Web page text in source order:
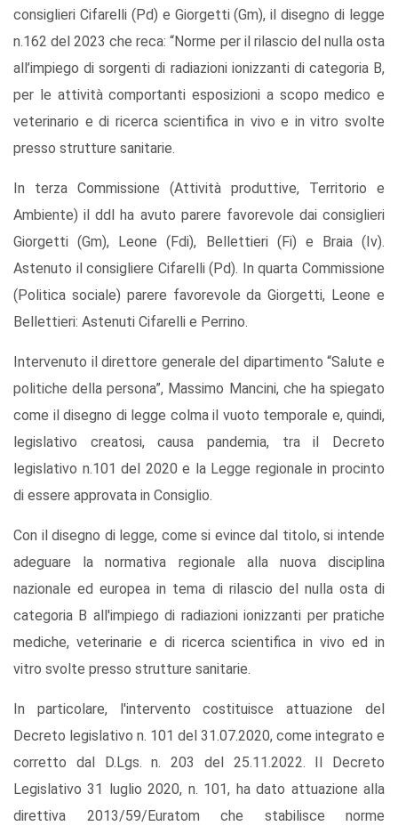
consiglieri Cifarelli (Pd) e Giorgetti (Gm), il disegno di legge
n.162 del 2023 che reca: “Norme per il rilascio del nulla osta
all’impiego di sorgenti di radiazioni ionizzanti di categoria B,
per le attività comportanti esposizioni a scopo medico e
veterinario e di ricerca scientifica in vivo e in vitro svolte
presso strutture sanitarie.
In terza Commissione (Attività produttive, Territorio e
Ambiente) il ddl ha avuto parere favorevole dai consiglieri
Giorgetti (Gm), Leone (Fdi), Bellettieri (Fi) e Braia (Iv).
Astenuto il consigliere Cifarelli (Pd). In quarta Commissione
(Politica sociale) parere favorevole da Giorgetti, Leone e
Bellettieri: Astenuti Cifarelli e Perrino.
Intervenuto il direttore generale del dipartimento “Salute e
politiche della persona”, Massimo Mancini, che ha spiegato
come il disegno di legge colma il vuoto temporale e, quindi,
legislativo creatosi, causa pandemia, tra il Decreto
legislativo n.101 del 2020 e la Legge regionale in procinto
di essere approvata in Consiglio.
Con il disegno di legge, come si evince dal titolo, si intende
adeguare la normativa regionale alla nuova disciplina
nazionale ed europea in tema di rilascio del nulla osta di
categoria B all'impiego di radiazioni ionizzanti per pratiche
mediche, veterinarie e di ricerca scientifica in vivo ed in
vitro svolte presso strutture sanitarie.
In particolare, l'intervento costituisce attuazione del
Decreto legislativo n. 101 del 31.07.2020, come integrato e
corretto dal D.Lgs. n. 203 del 25.11.2022. Il Decreto
Legislativo 31 luglio 2020, n. 101, ha dato attuazione alla
direttiva 2013/59/Euratom che stabilisce norme